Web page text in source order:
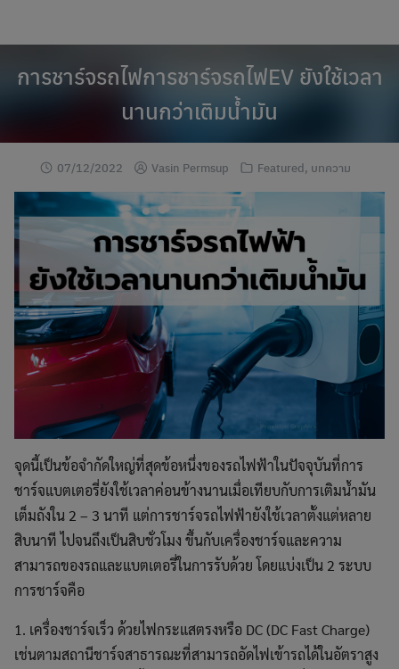
การชาร์จรถไฟการชาร์จรถไฟEV ยังใช้เวลา
นานกว่าเติมน้ำมัน
07/12/2022 Vasin Permsup Featured, บทความ
จุดนี้เป็นข้อจำกัดใหญ่ที่สุดข้อหนึ่งของรถไฟฟ้าในปัจจุบันที่การ
ชาร์จแบตเตอรี่ยังใช้เวลาค่อนข้างนานเมื่อเทียบกับการเติมน้ำมัน
เต็มถังใน 2 – 3 นาที แต่การชาร์จรถไฟฟ้ายังใช้เวลาตั้งแต่หลาย
สิบนาที ไปจนถึงเป็นสิบชั่วโมง ขึ้นกับเครื่องชาร์จและความ
สามารถของรถและแบตเตอรี่ในการรับด้วย โดยแบ่งเป็น 2 ระบบ
การชาร์จคือ
1. เครื่องชาร์จเร็ว ด้วยไฟกระแสตรงหรือ DC (DC Fast Charge)
เช่นตามสถานีชาร์จสาธารณะที่สามารถอัดไฟเข้ารถได้ในอัตราสูง